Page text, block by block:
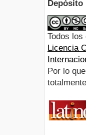
Todos
Licencia
Por lo